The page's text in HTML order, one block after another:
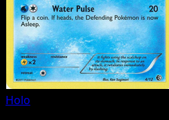
Holo